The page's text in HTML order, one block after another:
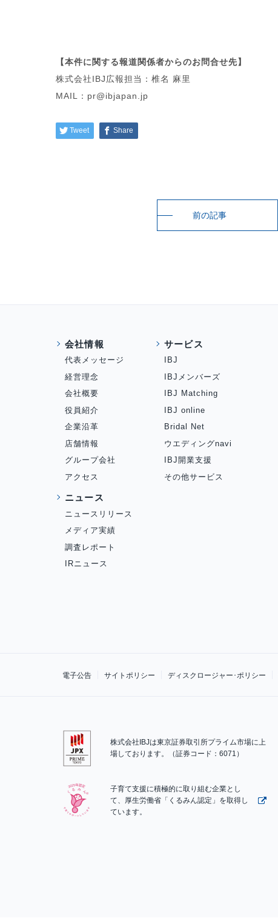
【本件に関する報道関係者からのお問合せ先】
株式会社IBJ広報担当：椎名 麻里
MAIL：pr@ibjapan.jp
Tweet Share
前の記事
会社情報
代表メッセージ
経営理念
会社概要
役員紹介
企業沿革
店舗情報
グループ会社
アクセス
ニュース
ニュースリリース
メディア実績
調査レポート
IRニュース
サービス
IBJ
IBJメンバーズ
IBJ Matching
IBJ online
Bridal Net
ウエディングnavi
IBJ開業支援
その他サービス
電子公告 サイトポリシー ディスクロージャー･ポリシー
株式会社IBJは東京証券取引所プライム市場に上
場しております。（証券コード：6071）
子育て支援に積極的に取り組む企業とし
て、厚生労働省「くるみん認定」を取得し
ています。